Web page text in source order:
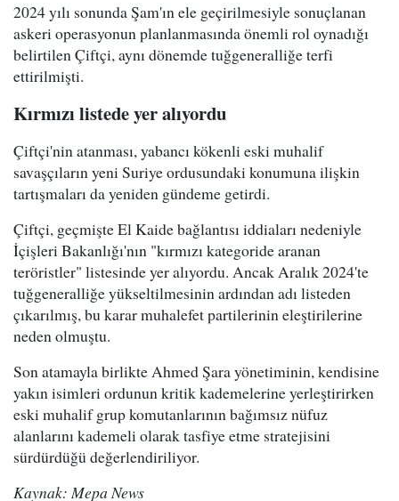
2024 yılı sonunda Şam'ın ele geçirilmesiyle sonuçlanan
askeri operasyonun planlanmasında önemli rol oynadığı
belirtilen Çiftçi, aynı dönemde tuğgeneralliğe terfi
ettirilmişti.
Kırmızı listede yer alıyordu
Çiftçi'nin atanması, yabancı kökenli eski muhalif
savaşçıların yeni Suriye ordusundaki konumuna ilişkin
tartışmaları da yeniden gündeme getirdi.
Çiftçi, geçmişte El Kaide bağlantısı iddiaları nedeniyle
İçişleri Bakanlığı'nın "kırmızı kategoride aranan
teröristler" listesinde yer alıyordu. Ancak Aralık 2024'te
tuğgeneralliğe yükseltilmesinin ardından adı listeden
çıkarılmış, bu karar muhalefet partilerinin eleştirilerine
neden olmuştu.
Son atamayla birlikte Ahmed Şara yönetiminin, kendisine
yakın isimleri ordunun kritik kademelerine yerleştirirken
eski muhalif grup komutanlarının bağımsız nüfuz
alanlarını kademeli olarak tasfiye etme stratejisini
sürdürdüğü değerlendiriliyor.
Kaynak: Mepa News